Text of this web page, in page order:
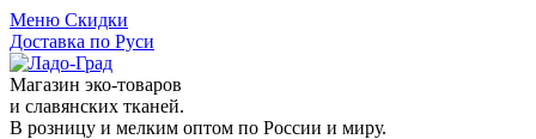
Меню Скидки
Доставка по Руси
Магазин эко-товаров
и славянских тканей.
В розницу и мелким оптом по России и миру.